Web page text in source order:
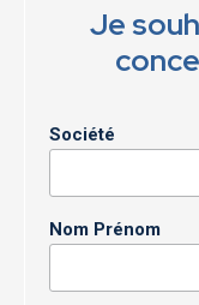
Je
Société
Nom Prénom